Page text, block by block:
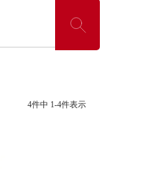
4件中 1-4件表示